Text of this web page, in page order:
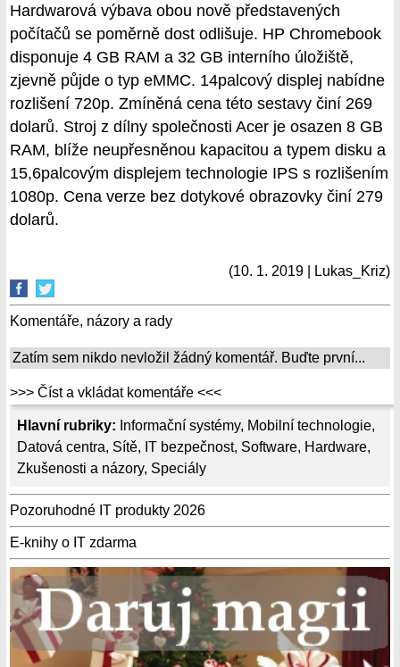
Hlavní rubriky: Informační systémy, Mobilní technologie,
Datová centra, Sítě, IT bezpečnost, Software, Hardware,
Zkušenosti a názory, Speciály
Pozoruhodné IT produkty 2026
E-knihy o IT zdarma
Hardwarová výbava obou nově představených
počítačů se poměrně dost odlišuje. HP Chromebook
disponuje 4 GB RAM a 32 GB interního úložiště,
zjevně půjde o typ eMMC. 14palcový displej nabídne
rozlišení 720p. Zmíněná cena této sestavy činí 269
dolarů. Stroj z dílny společnosti Acer je osazen 8 GB
RAM, blíže neupřesněnou kapacitou a typem disku a
15,6palcovým displejem technologie IPS s rozlišením
1080p. Cena verze bez dotykové obrazovky činí 279
dolarů.
(10. 1. 2019 | Lukas_Kriz)
Komentáře, názory a rady
Zatím sem nikdo nevložil žádný komentář. Buďte první...
>>> Číst a vkládat komentáře <<<